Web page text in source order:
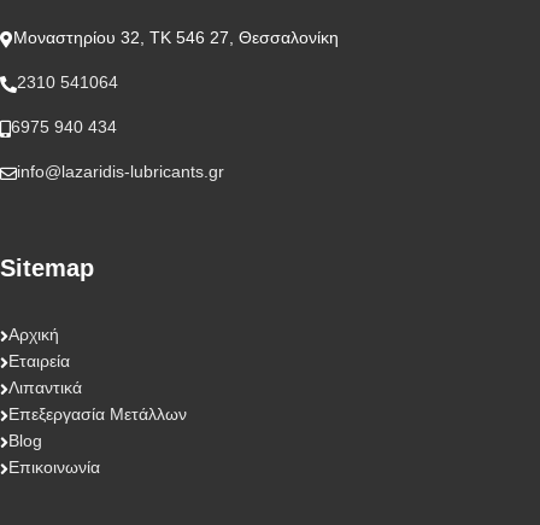
Μοναστηρίου 32, ΤΚ 546 27, Θεσσαλονίκη
2310 541064
6975 940 434
info@lazaridis-lubricants.gr
Sitemap
Αρχική
Εταιρεία
Λιπαντικά
Επεξεργασία Μετάλλων
Blog
Επικοινωνία